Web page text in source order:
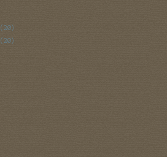
(20)
(20)